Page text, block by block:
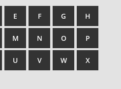
E F G H
M N O P
U V W X